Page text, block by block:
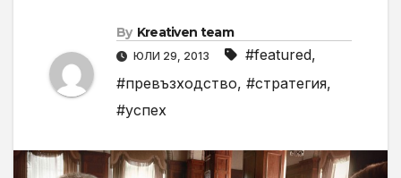
By Kreativen team
ЮЛИ 29, 2013 #featured,
#превъзходство, #стратегия,
#успех